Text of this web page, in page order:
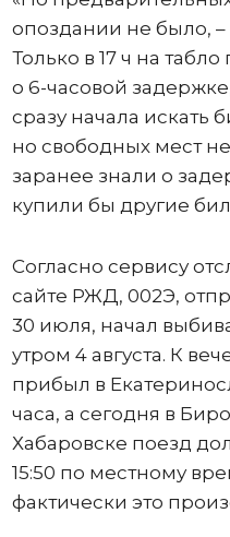
опоздании не было, –
Только в 17 ч на
о 6-часовой
сразу начала искать
но свободных мест
заранее знали о
купили бы другие
Согласно сервису
сайте РЖД, 002Э,
30 июля, начал
утром 4 августа. К
прибыл в
часа, а сегодня в
Хабаровске поезд
15:50 по местному
фактически это